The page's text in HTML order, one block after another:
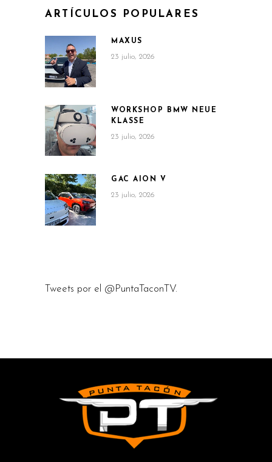
ARTÍCULOS POPULARES
MAXUS
23 julio, 2026
WORKSHOP BMW NEUE
KLASSE
23 julio, 2026
GAC AION V
23 julio, 2026
Tweets por el @PuntaTaconTV.